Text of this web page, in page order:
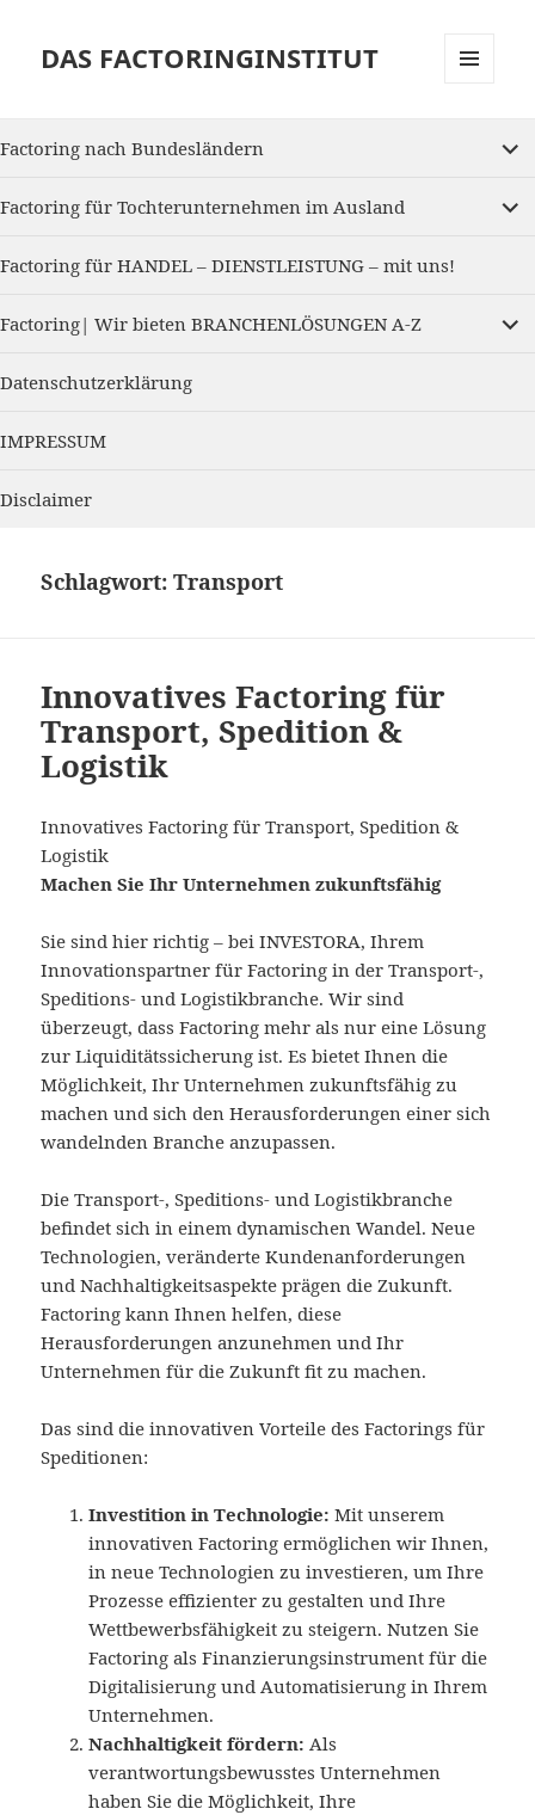
DAS FACTORINGINSTITUT
Factoring nach Bundesländern
child
Factoring für Tochterunternehmen im Ausland
child
Factoring für HANDEL – DIENSTLEISTUNG – mit uns!
Factoring| Wir bieten BRANCHENLÖSUNGEN A-Z
child
Datenschutzerklärung
IMPRESSUM
Disclaimer
Schlagwort:Transport
Innovatives Factoring für
Transport, Spedition &
Logistik
Innovatives Factoring für Transport, Spedition &
Logistik
Machen Sie Ihr Unternehmen zukunftsfähig
Sie sind hier richtig – bei INVESTORA, Ihrem
Innovationspartner für Factoring in der Transport-,
Speditions- und Logistikbranche. Wir sind
überzeugt, dass Factoring mehr als nur eine Lösung
zur Liquiditätssicherung ist. Es bietet Ihnen die
Möglichkeit, Ihr Unternehmen zukunftsfähig zu
machen und sich den Herausforderungen einer sich
wandelnden Branche anzupassen.
Die Transport-, Speditions- und Logistikbranche
befindet sich in einem dynamischen Wandel. Neue
Technologien, veränderte Kundenanforderungen
und Nachhaltigkeitsaspekte prägen die Zukunft.
Factoring kann Ihnen helfen, diese
Herausforderungen anzunehmen und Ihr
Unternehmen für die Zukunft fit zu machen.
Das sind die innovativen Vorteile des Factorings für
Speditionen:
Investition in Technologie: Mit unserem
innovativen Factoring ermöglichen wir Ihnen,
in neue Technologien zu investieren, um Ihre
Prozesse effizienter zu gestalten und Ihre
Wettbewerbsfähigkeit zu steigern. Nutzen Sie
Factoring als Finanzierungsinstrument für die
Digitalisierung und Automatisierung in Ihrem
Unternehmen.
Nachhaltigkeit fördern: Als
verantwortungsbewusstes Unternehmen
haben Sie die Möglichkeit, Ihre